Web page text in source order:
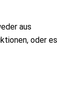
aus
oder es